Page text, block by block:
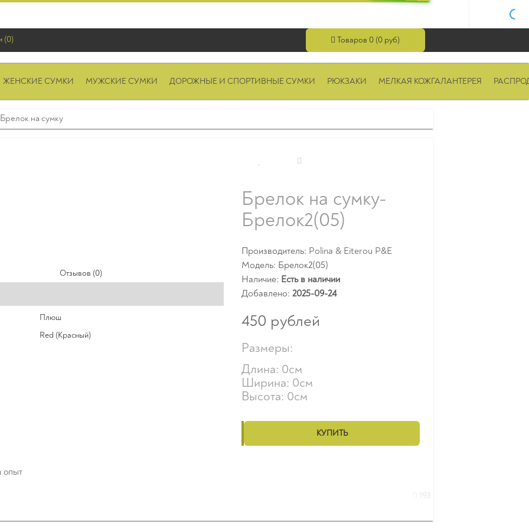
(0) Товаров 0 (0 руб)
ЖЕНСКИЕ СУМКИ МУЖСКИЕ СУМКИ ДОРОЖНЫЕ И СПОРТИВНЫЕ СУМКИ РЮКЗАКИ МЕЛКАЯ КОЖГАЛАНТЕРЕЯ
Брелок на сумку
Отзывов (0)
Плюш
Red (Красный)
Брелок на сумку-
Брелок2(05)
Производитель: Polina & Eiterou P&E
Модель: Брелок2(05)
Наличие: Есть в наличии
Добавлено: 2025-09-24
450 рублей
Размеры:
Длина: 0см
Ширина: 0см
Высота: 0см
КУПИТЬ
опыт